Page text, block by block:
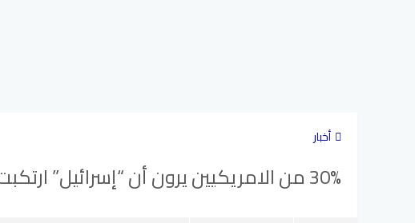
أخبار
30% من الامريكيين يرون أن “إسرائيل” ارتكبت إبادة جماعية